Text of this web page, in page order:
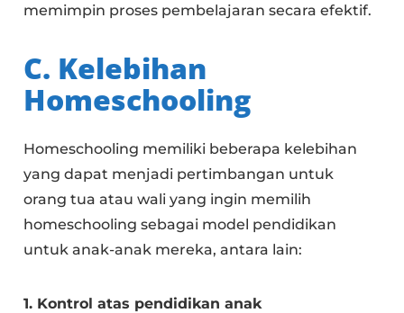
memimpin proses pembelajaran secara efektif.
C. Kelebihan
Homeschooling
Homeschooling memiliki beberapa kelebihan
yang dapat menjadi pertimbangan untuk
orang tua atau wali yang ingin memilih
homeschooling sebagai model pendidikan
untuk anak-anak mereka, antara lain:
1. Kontrol atas pendidikan anak